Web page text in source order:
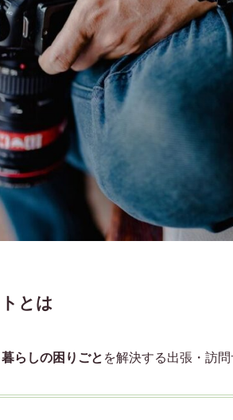
とは
暮らしの困りごと を解決する出張・訪問